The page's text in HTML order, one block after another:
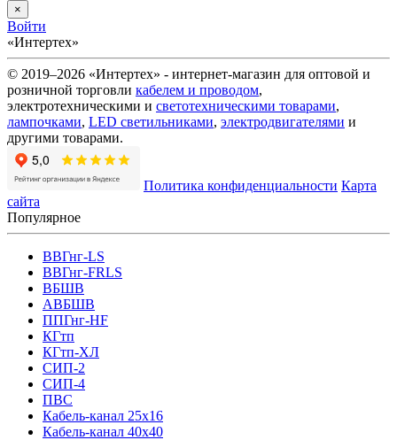
×
Войти
«Интертех»
© 2019–2026 «Интертех» - интернет-магазин для оптовой и
розничной торговли кабелем и проводом,
электротехническими и светотехническими товарами,
лампочками, LED светильниками, электродвигателями и
другими товарами.
Политика конфиденциальности Карта
сайта
Популярное
ВВГнг-LS
ВВГнг-FRLS
ВБШВ
АВБШВ
ППГнг-HF
КГтп
КГтп-ХЛ
СИП-2
СИП-4
ПВС
Кабель-канал 25х16
Кабель-канал 40х40